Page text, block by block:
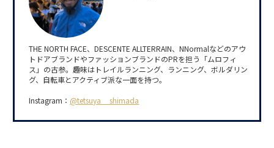
THE NORTH FACE、DESCENTE ALLTERRAIN、NNormalなどのアウ
トドアブランドやファッションブランドのPRを担う「ムロフィ
ス」の古参。趣味はトレイルランニング、ランニング、ボルダリン
グ、自転車とアクティブ派な一面を持つ。
Instagram： @tetsuya__shimada